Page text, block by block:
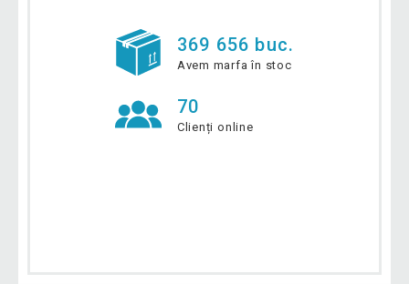
369 656 buc.
Avem marfa în stoc
70
Clienți online